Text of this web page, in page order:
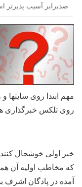
صدبرابر آسیب پذیرتر
مهم ابتدا روی سایتها
روی تلکس خبرگذاری
خبر اولی خوشحال
که مخاطب اولیه آن
آمده در پادگان اشرف